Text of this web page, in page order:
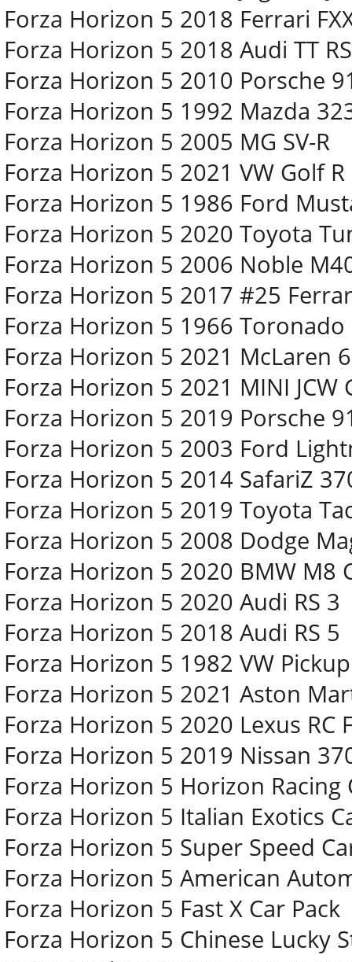
Forza Horizon 5 2018 Ferrari
Forza Horizon 5 2018 Audi TT RS
Forza Horizon 5 2010 Porsche
Forza Horizon 5 1992 Mazda
Forza Horizon 5 2005 MG SV-R
Forza Horizon 5 2021 VW Golf R
Forza Horizon 5 1986 Ford
Forza Horizon 5 2020 Toyota
Forza Horizon 5 2006 Noble
Forza Horizon 5 2017 #25
Forza Horizon 5 1966 Toronado
Forza Horizon 5 2021 McLaren
Forza Horizon 5 2021 MINI JCW
Forza Horizon 5 2019 Porsche
Forza Horizon 5 2003 Ford
Forza Horizon 5 2014 SafariZ
Forza Horizon 5 2019 Toyota
Forza Horizon 5 2008 Dodge
Forza Horizon 5 2020 BMW M8
Forza Horizon 5 2020 Audi RS 3
Forza Horizon 5 2018 Audi RS 5
Forza Horizon 5 1982 VW Pickup
Forza Horizon 5 2021 Aston
Forza Horizon 5 2020 Lexus RC
Forza Horizon 5 2019 Nissan
Forza Horizon 5 Horizon Racing
Forza Horizon 5 Italian Exotics
Forza Horizon 5 Super Speed
Forza Horizon 5 American
Forza Horizon 5 Fast X Car Pack
Forza Horizon 5 Chinese Lucky